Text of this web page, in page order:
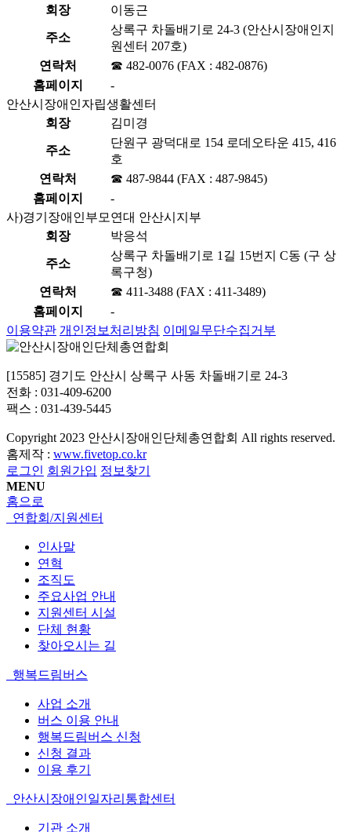
회장
이동근
주소
상록구 차돌배기로 24-3 (안산시장애인지
원센터 207호)
연락처
☎ 482-0076 (FAX : 482-0876)
홈페이지
-
안산시장애인자립생활센터
회장
김미경
주소
단원구 광덕대로 154 로데오타운 415, 416
호
연락처
☎ 487-9844 (FAX : 487-9845)
홈페이지
-
사)경기장애인부모연대 안산시지부
회장
박응석
주소
상록구 차돌배기로 1길 15번지 C동 (구 상
록구청)
연락처
☎ 411-3488 (FAX : 411-3489)
홈페이지
-
이용약관 개인정보처리방침 이메일무단수집거부
[15585] 경기도 안산시 상록구 사동 차돌배기로 24-3
전화 : 031-409-6200
팩스 : 031-439-5445
Copyright 2023 안산시장애인단체총연합회 All rights reserved.
홈제작 : www.fivetop.co.kr
로그인 회원가입 정보찾기
MENU
홈으로
연합회/지원센터
인사말
연혁
조직도
주요사업 안내
지원센터 시설
단체 현황
찾아오시는 길
행복드림버스
사업 소개
버스 이용 안내
행복드림버스 신청
신청 결과
이용 후기
안산시장애인일자리통합센터
기관 소개